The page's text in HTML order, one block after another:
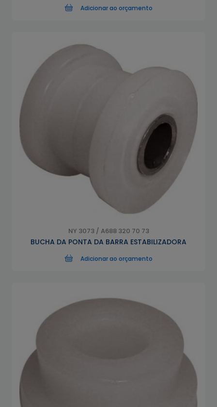
Adicionar ao orçamento
NY 3073 / A688 320 70 73
BUCHA DA PONTA DA BARRA ESTABILIZADORA
Adicionar ao orçamento